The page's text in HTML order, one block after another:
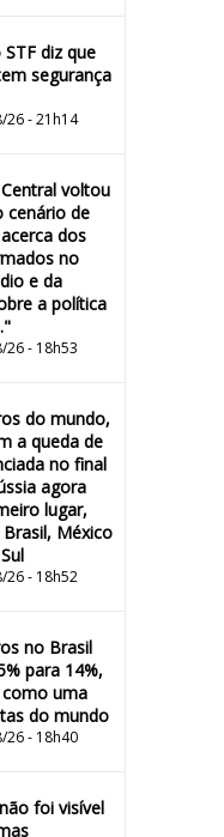
diz que
segurança
26 - 21h14
voltou
cenário de
dos
no
e da
a política
26 - 18h53
do mundo,
a queda de
no final
agora
lugar,
México
26 - 18h52
no Brasil
para 14%,
uma
do mundo
26 - 18h40
foi visível